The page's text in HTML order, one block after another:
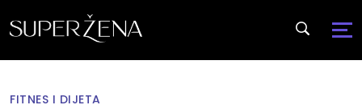
FITNES I DIJETA